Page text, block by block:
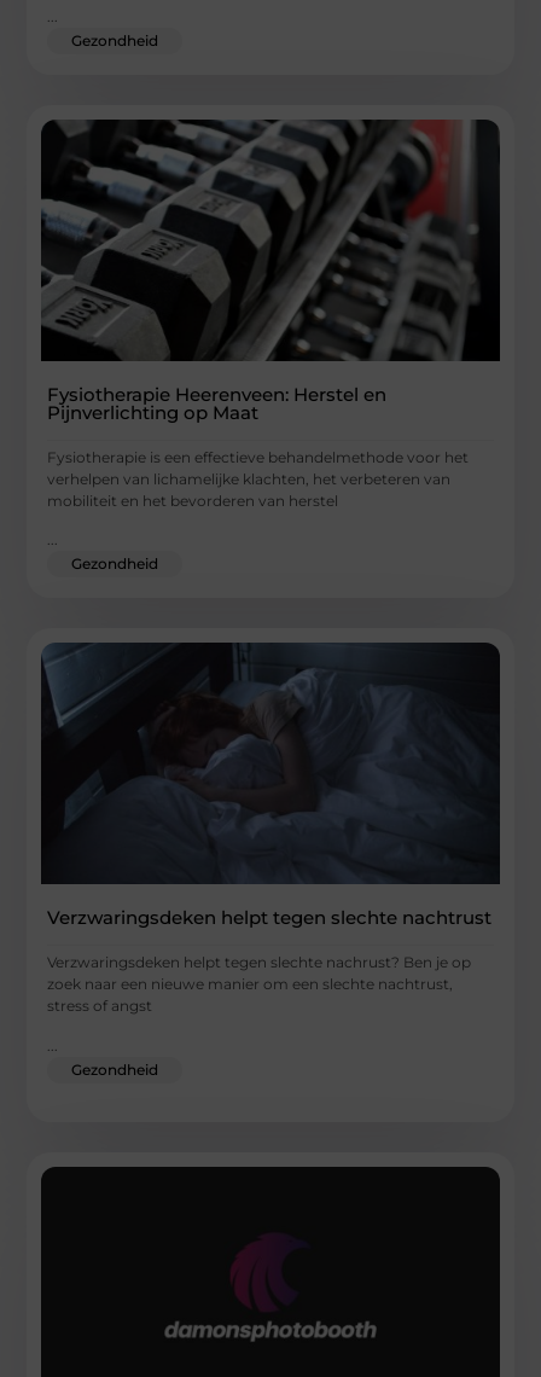
Gezondheid
Fysiotherapie Heerenveen: Herstel en
Pijnverlichting op Maat
Fysiotherapie is een effectieve behandelmethode voor het
verhelpen van lichamelijke klachten, het verbeteren van
mobiliteit en het bevorderen van herstel
...
Gezondheid
Verzwaringsdeken helpt tegen slechte nachtrust
Verzwaringsdeken helpt tegen slechte nachrust? Ben je op
zoek naar een nieuwe manier om een slechte nachtrust,
stress of angst
Gezondheid